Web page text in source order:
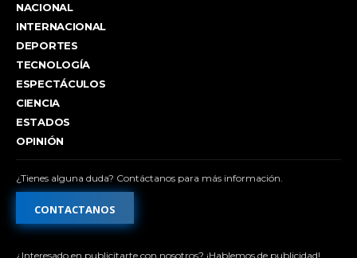
NACIONAL
INTERNACIONAL
DEPORTES
TECNOLOGÍA
ESPECTÁCULOS
CIENCIA
ESTADOS
OPINIÓN
¿Tienes alguna duda? Contáctanos para más información.
CONTACTANOS
¿Interesado en publicitarte con nosotros? ¡Hablemos de publicidad!